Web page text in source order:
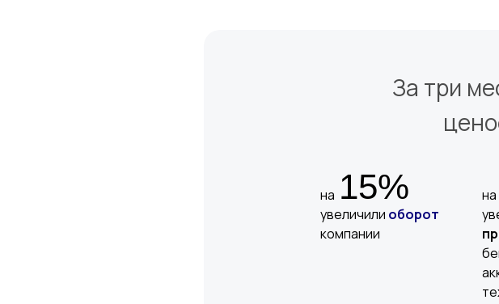
За три
на
увеличили оборот
компании
15%
на